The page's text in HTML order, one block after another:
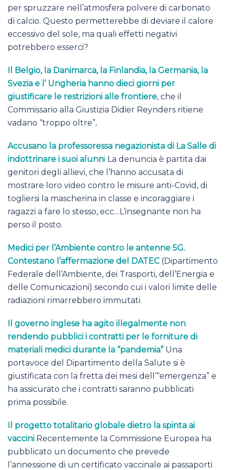
per spruzzare nell’atmosfera polvere di carbonato
di calcio. Questo permetterebbe di deviare il calore
eccessivo del sole, ma quali effetti negativi
potrebbero esserci?
Il Belgio, la Danimarca, la Finlandia, la Germania, la
Svezia e l’ Ungheria hanno dieci giorni per
giustificare le restrizioni alle frontiere, che il
Commissario alla Giustizia Didier Reynders ritiene
vadano “troppo oltre”.
Accusano la professoressa negazionista di La Salle di
indottrinare i suoi alunni La denuncia è partita dai
genitori degli allievi, che l’hanno accusata di
mostrare loro video contro le misure anti-Covid, di
togliersi la mascherina in classe e incoraggiare i
ragazzi a fare lo stesso, ecc…L’insegnante non ha
perso il posto.
Medici per l’Ambiente contro le antenne 5G.
Contestano l’affermazione del DATEC(Dipartimento
Federale dell’Ambiente, dei Trasporti, dell’Energia e
delle Comunicazioni) secondo cui i valori limite delle
radiazioni rimarrebbero immutati.
Il governo inglese ha agito illegalmente non
rendendo pubblici i contratti per le forniture di
materiali medici durante la “pandemia” Una
portavoce del Dipartimento della Salute si è
giustificata con la fretta dei mesi dell’“emergenza” e
ha assicurato che i contratti saranno pubblicati
prima possibile.
Il progetto totalitario globale dietro la spinta ai
vaccini Recentemente la Commissione Europea ha
pubblicato un documento che prevede
l’annessione di un certificato vaccinale ai passaporti